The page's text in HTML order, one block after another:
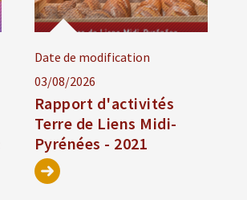
Date de modification
03/08/2026
Rapport d'activités
Terre de Liens Midi-
Pyrénées - 2021